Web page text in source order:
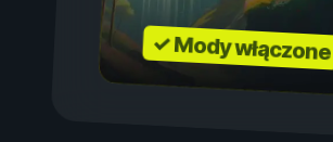
✓ Mody włączone